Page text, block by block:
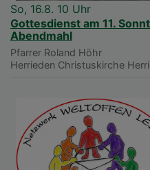
So, 16.8. 10 Uhr
Gottesdienst am 11.
Abendmahl
Pfarrer Roland Höhr
Herrieden Christuskirche